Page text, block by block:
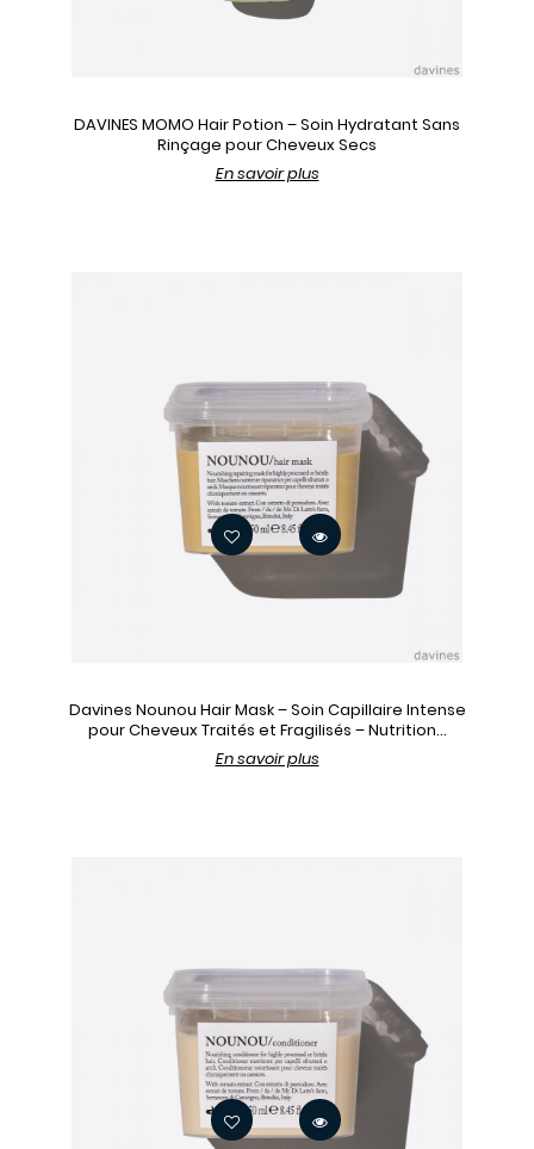
DAVINES MOMO Hair Potion – Soin Hydratant Sans
Rinçage pour Cheveux Secs
En savoir plus
Davines Nounou Hair Mask – Soin Capillaire Intense
pour Cheveux Traités et Fragilisés – Nutrition...
En savoir plus